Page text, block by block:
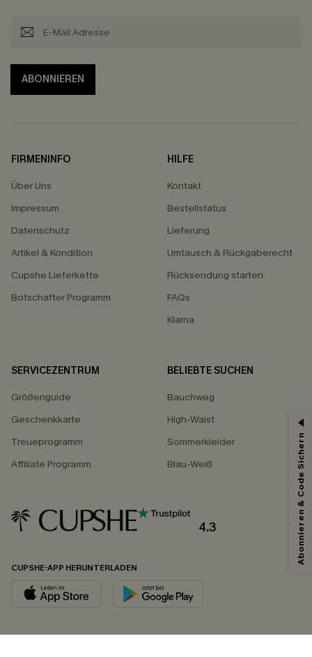
ABONNIEREN
FIRMENINFO
Über Uns
Impressum
Datenschutz
Artikel & Kondition
Cupshe Lieferkette
Botschafter Programm
HILFE
Kontakt
Bestellstatus
Lieferung
Umtausch & Rückgaberecht
Rücksendung starten
FAQs
Klarna
SERVICEZENTRUM
Größenguide
Geschenkkarte
Treueprogramm
Affiliate Programm
BELIEBTE SUCHEN
Bauchweg
High-Waist
Sommerkleider
Blau-Weiß
4.3
CUPSHE-APP HERUNTERLADEN
Abonnieren & Code Sichern